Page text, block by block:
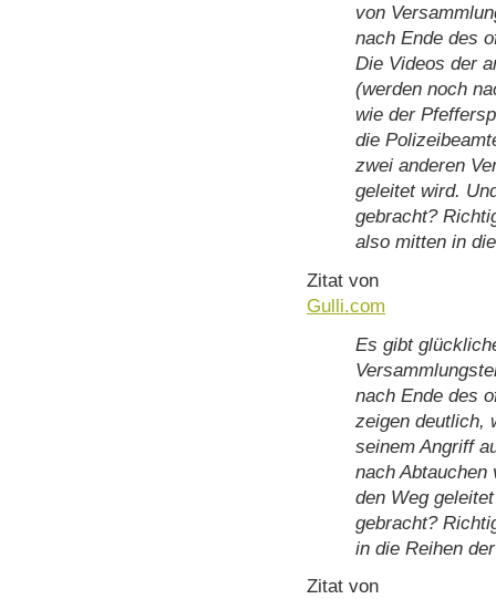
von
nach Ende des
Die Videos der
(werden noch
wie der
die
zwei anderen
geleitet wird.
gebracht?
also mitten in
Zitat von
Gulli.com
Es gibt
nach Ende des
zeigen deutlich,
seinem Angriff
nach Abtauchen
den Weg
gebracht?
in die Reihen
Zitat von